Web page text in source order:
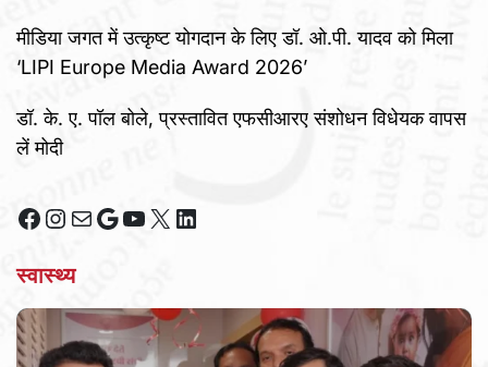
मीडिया जगत में उत्कृष्ट योगदान के लिए डॉ. ओ.पी. यादव को मिला
‘LIPI Europe Media Award 2026’
डॉ. के. ए. पॉल बोले, प्रस्तावित एफसीआरए संशोधन विधेयक वापस
लें मोदी
Facebook
Instagram
MailGoogle
YouTube
X LinkedIn
स्वास्थ्य